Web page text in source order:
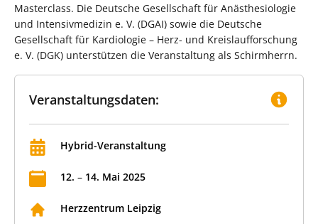
Veranstaltungsdaten:
Hybrid-Veranstaltung
12. – 14. Mai 2025
Herzzentrum Leipzig
Masterclass. Die Deutsche Gesellschaft für Anästhesiologie
und Intensivmedizin e. V. (DGAI) sowie die Deutsche
Gesellschaft für Kardiologie – Herz- und Kreislaufforschung
e. V. (DGK) unterstützen die Veranstaltung als Schirmherrn.